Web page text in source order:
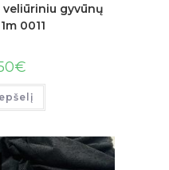
gyvūnų
0011
€